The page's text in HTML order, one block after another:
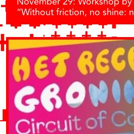
“Without friction, no shine:
within collectives.” (context:
Groningen, Circuits of